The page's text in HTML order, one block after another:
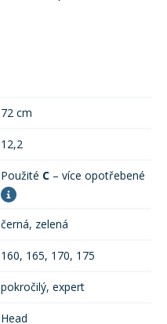
72 cm
12,2
Použité C – více opotřebené
černá, zelená
160, 165, 170, 175
pokročilý, expert
Head